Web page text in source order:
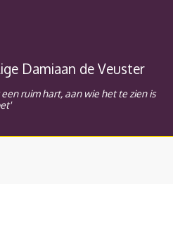
Damiaan de Veuster
ruim hart, aan wie het te zien is